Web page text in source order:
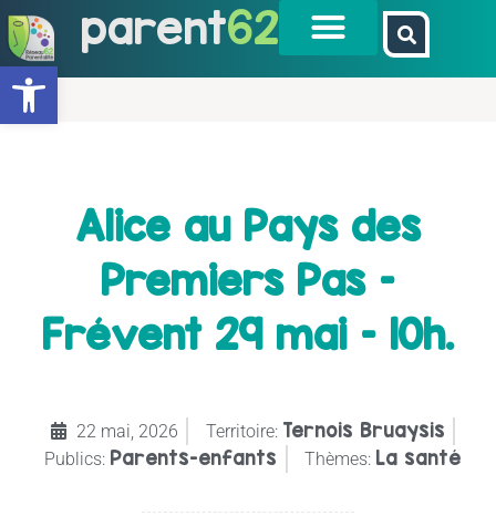
Ouvrir la barre d’outils
parent62
Alice au Pays des
Premiers Pas –
Frévent 29 mai – 10h.
22 mai, 2026 Territoire: Ternois Bruaysis
Publics: Parents-enfants Thèmes: La santé